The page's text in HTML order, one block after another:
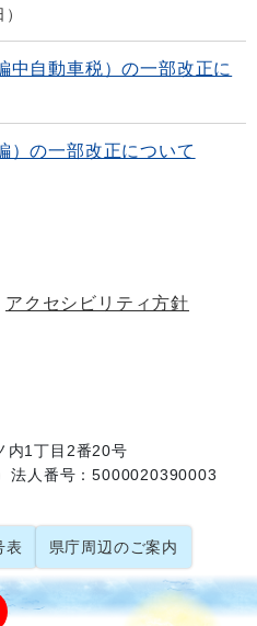
中自動車税）の一部改正に
）の一部改正について
アクセシビリティ方針
内1丁目2番20号
法人番号：5000020390003
表 県庁周辺のご案内